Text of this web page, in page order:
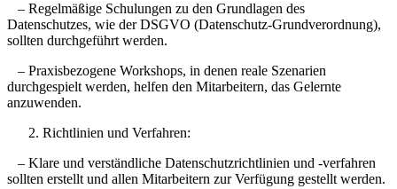
– Regelmäßige Schulungen zu den Grundlagen des
Datenschutzes, wie der DSGVO (Datenschutz-Grundverordnung),
sollten durchgeführt werden.
– Praxisbezogene Workshops, in denen reale Szenarien
durchgespielt werden, helfen den Mitarbeitern, das Gelernte
anzuwenden.
Richtlinien und Verfahren:
– Klare und verständliche Datenschutzrichtlinien und -verfahren
sollten erstellt und allen Mitarbeitern zur Verfügung gestellt werden.